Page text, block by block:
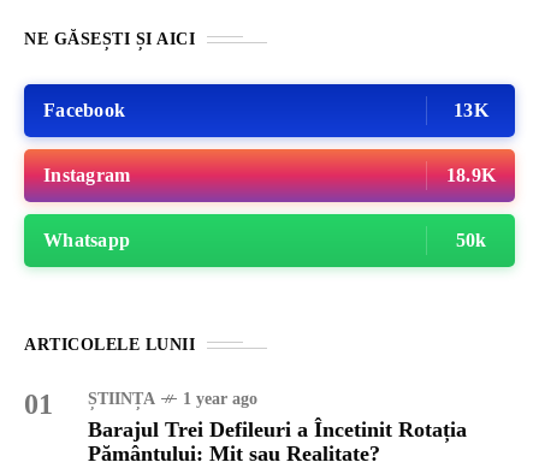
NE GĂSEȘTI ȘI AICI
Facebook 13K
Instagram 18.9K
Whatsapp 50k
ARTICOLELE LUNII
01 ȘTIINȚA 1 year ago
Barajul Trei Defileuri a Încetinit Rotația
Pământului: Mit sau Realitate?